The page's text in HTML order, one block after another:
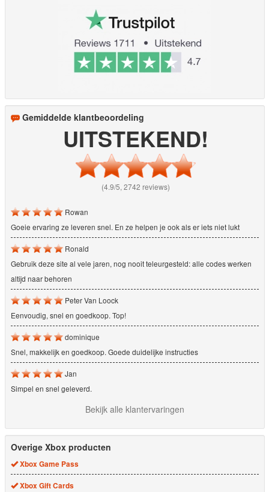
Gemiddelde klantbeoordeling
UITSTEKEND!
(4.9/5, 2742 reviews)
Rowan
Goeie ervaring ze leveren snel. En ze helpen je ook als er iets niet lukt
Ronald
Gebruik deze site al vele jaren, nog nooit teleurgesteld: alle codes werken
altijd naar behoren
Peter Van Loock
Eenvoudig, snel en goedkoop. Top!
dominique
Snel, makkelijk en goedkoop. Goede duidelijke instructies
Jan
Simpel en snel geleverd.
Bekijk alle klantervaringen
Overige Xbox producten
Xbox Game Pass
Xbox Gift Cards